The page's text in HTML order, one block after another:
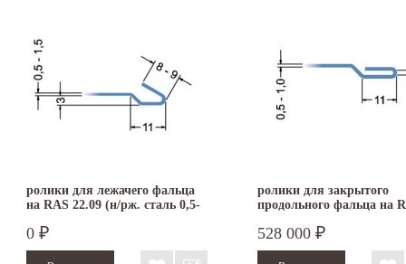
ролики для лежачего фальца
на RAS 22.09 (н/рж. сталь 0,5-
0 ₽
ролики для закрытого
продольного фальца на
528 000 ₽